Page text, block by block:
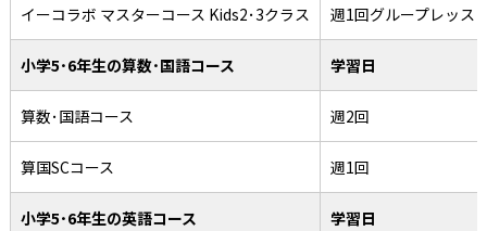
イーコラボ マスターコース Kids2･3クラス 週1回グループレッス
小学5･6年生の算数･国語コース 学習日
算数･国語コース 週2回
算国SCコース 週1回
小学5･6年生の英語コース 学習日